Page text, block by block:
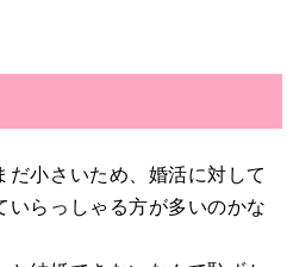
だ小さいため、婚活に対して
いらっしゃる方が多いのかな